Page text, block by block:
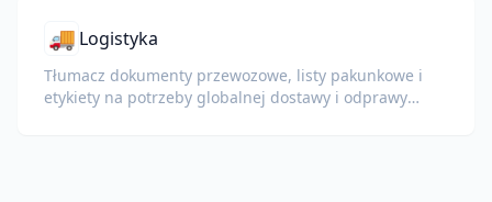
🚚 Logistyka
Tłumacz dokumenty przewozowe, listy pakunkowe i
etykiety na potrzeby globalnej dostawy i odprawy